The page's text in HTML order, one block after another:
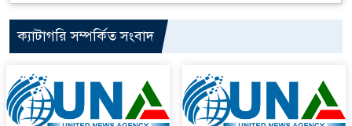
ক্যাটাগরি সম্পর্কিত সংবাদ